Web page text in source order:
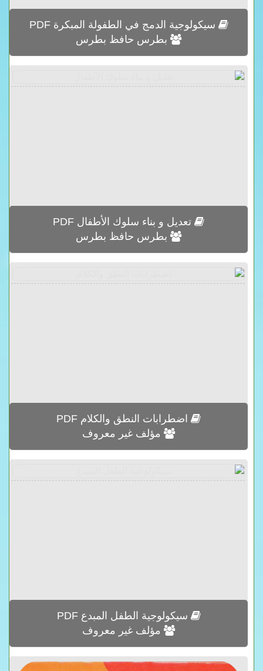
سيكولوجية الدمج في الطفولة المبكرة PDF
بطرس حافظ بطرس
تعديل و بناء سلوك الأطفال PDF
بطرس حافظ بطرس
اضطرابات النطق والكلام PDF
مؤلف غير معروف
سيكولوجية الطفل المبدع PDF
مؤلف غير معروف